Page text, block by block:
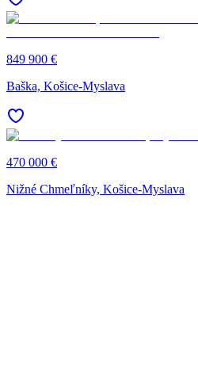
849 900 €
Baška, Košice-Myslava
470 000 €
Nižné Chmeľníky, Košice-Myslava